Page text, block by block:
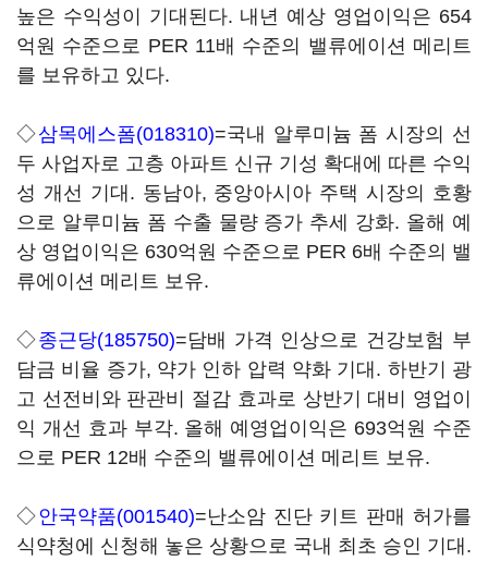
높은 수익성이 기대된다. 내년 예상 영업이익은 654
억원 수준으로 PER 11배 수준의 밸류에이션 메리트
를 보유하고 있다.
◇삼목에스폼(018310)=국내 알루미늄 폼 시장의 선
두 사업자로 고층 아파트 신규 기성 확대에 따른 수익
성 개선 기대. 동남아, 중앙아시아 주택 시장의 호황
으로 알루미늄 폼 수출 물량 증가 추세 강화. 올해 예
상 영업이익은 630억원 수준으로 PER 6배 수준의 밸
류에이션 메리트 보유.
◇종근당(185750)=담배 가격 인상으로 건강보험 부
담금 비율 증가, 약가 인하 압력 약화 기대. 하반기 광
고 선전비와 판관비 절감 효과로 상반기 대비 영업이
익 개선 효과 부각. 올해 예영업이익은 693억원 수준
으로 PER 12배 수준의 밸류에이션 메리트 보유.
◇안국약품(001540)=난소암 진단 키트 판매 허가를
식약청에 신청해 놓은 상황으로 국내 최초 승인 기대.